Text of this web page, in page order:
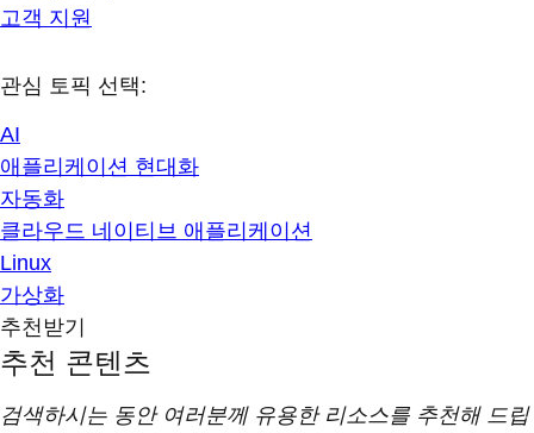
고객 지원
관심 토픽 선택:
AI
애플리케이션 현대화
자동화
클라우드 네이티브 애플리케이션
Linux
가상화
추천받기
추천 콘텐츠
검색하시는 동안 여러분께 유용한 리소스를 추천해 드립